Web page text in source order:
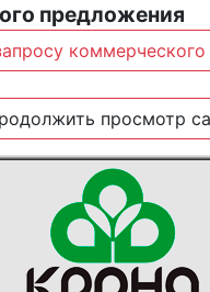
предложения
просмотр